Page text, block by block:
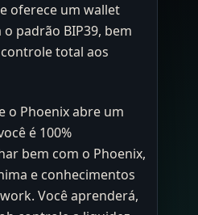
oferece um wallet
padrão BIP39, bem
total aos
o Phoenix abre um
é 100%
bem com o Phoenix,
e conhecimentos
Você aprenderá,